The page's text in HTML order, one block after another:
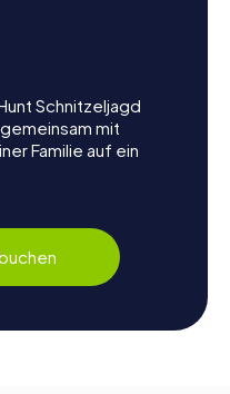
Schnitzeljagd
mit
Familie auf ein